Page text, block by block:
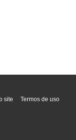
site Termos de uso